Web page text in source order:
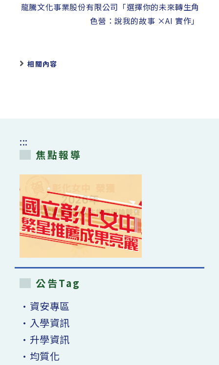
龍騰文化事業股份有限公司「選擇你的未來轉生角
色營：說我的故事 ×AI 實作」
相關內容
:::
焦點報導
公告Tag
•資安專區
•入學資訊
•升學資訊
•均質化